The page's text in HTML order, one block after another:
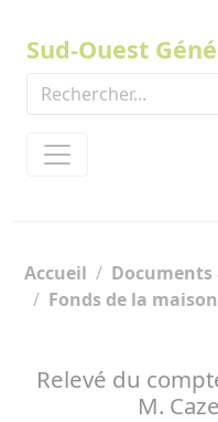
Sud-Ouest
Accueil Documents
Fonds de la
Relevé du
M.